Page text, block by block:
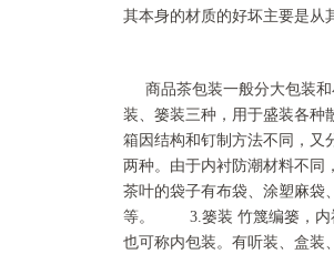
其本身的材质的好坏主要是从
商品茶包装一般分大包装
装、篓装三种，用于盛装各
箱因结构和钉制方法不同，又
两种。由于内衬防潮材料不
茶叶的袋子有布袋、涂塑麻袋
等。 3.篓装 竹篾编篓，内
也可称内包装。有听装、盒